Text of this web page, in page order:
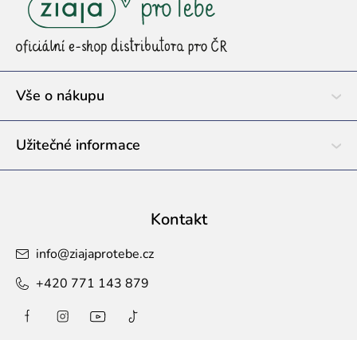
t
Vše o nákupu
Užitečné informace
Kontakt
info@ziajaprotebe.cz
+420 771 143 879